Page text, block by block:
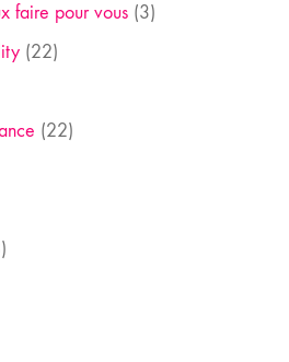
faire pour vous(3)
(22)
(22)